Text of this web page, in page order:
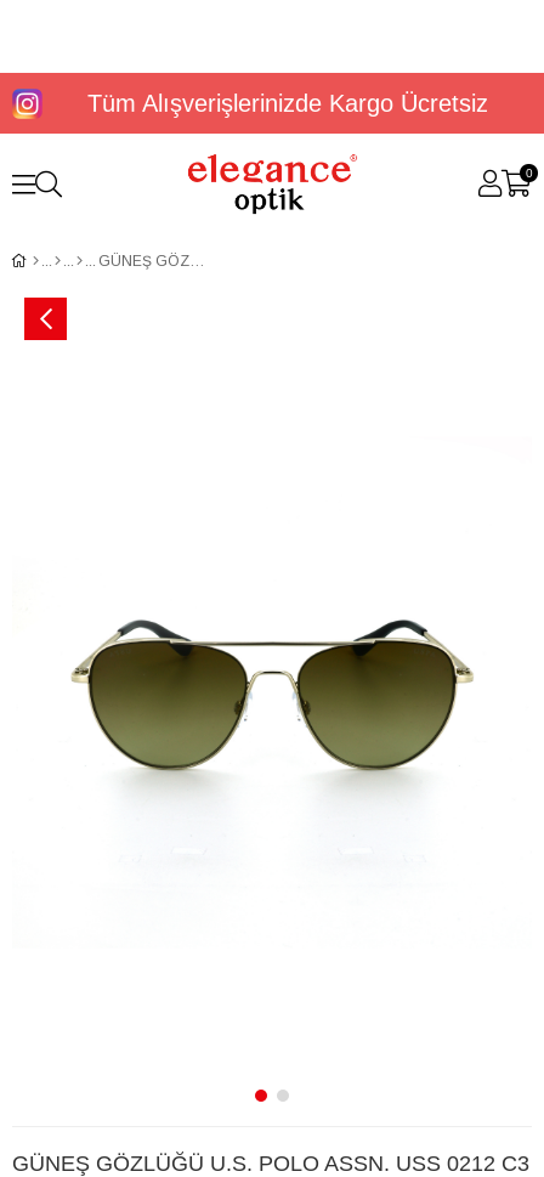
Tüm Alışverişlerinizde Kargo Ücretsiz
0
GÜNEŞ GÖZLÜĞÜ U.S. POLO ASSN. USS 0212 C3
GÜNEŞ GÖZLÜĞÜ U.S. POLO ASSN. USS 0212 C3